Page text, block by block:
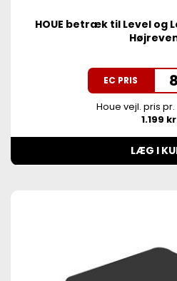
HOUE betræk til Level og
EC PRIS
Houe vejl. pris pr.
1.199
LÆG I